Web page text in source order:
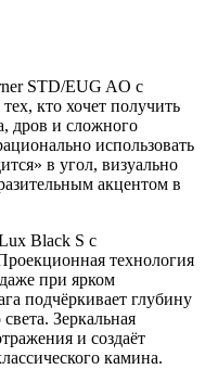
STD/EUG AO с
кто хочет получить
дров и сложного
использовать
в угол, визуально
акцентом в
Black S с
технология
при ярком
подчёркивает глубину
Зеркальная
и создаёт
камина.